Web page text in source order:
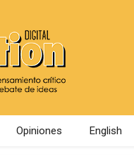
Opiniones English